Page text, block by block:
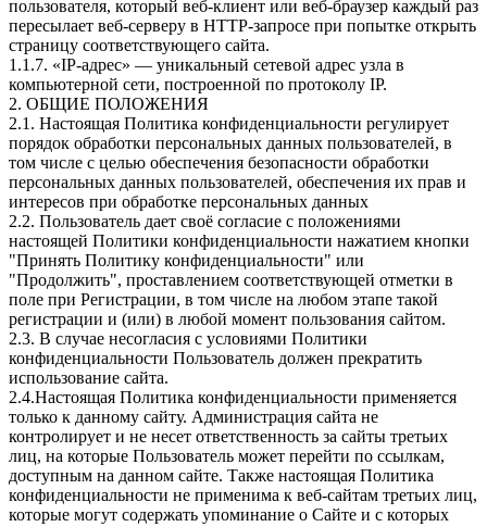
пользователя, который веб-клиент или веб-браузер каждый раз
пересылает веб-серверу в HTTP-запросе при попытке открыть
страницу соответствующего сайта.
1.1.7. «IP-адрес» — уникальный сетевой адрес узла в
компьютерной сети, построенной по протоколу IP.
2. ОБЩИЕ ПОЛОЖЕНИЯ
2.1. Настоящая Политика конфиденциальности регулирует
порядок обработки персональных данных пользователей, в
том числе с целью обеспечения безопасности обработки
персональных данных пользователей, обеспечения их прав и
интересов при обработке персональных данных
2.2. Пользователь дает своё согласие с положениями
настоящей Политики конфиденциальности нажатием кнопки
"Принять Политику конфиденциальности" или
"Продолжить", проставлением соответствующей отметки в
поле при Регистрации, в том числе на любом этапе такой
регистрации и (или) в любой момент пользования сайтом.
2.3. В случае несогласия с условиями Политики
конфиденциальности Пользователь должен прекратить
использование сайта.
2.4.Настоящая Политика конфиденциальности применяется
только к данному сайту. Администрация сайта не
контролирует и не несет ответственность за сайты третьих
лиц, на которые Пользователь может перейти по ссылкам,
доступным на данном сайте. Также настоящая Политика
конфиденциальности не применима к веб-сайтам третьих лиц,
которые могут содержать упоминание о Сайте и с которых